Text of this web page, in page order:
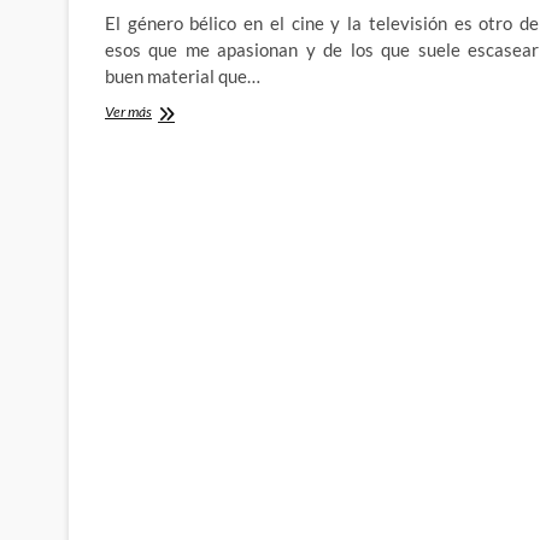
El género bélico en el cine y la televisión es otro de
esos que me apasionan y de los que suele escasear
buen material que…
Ver másGallipoli